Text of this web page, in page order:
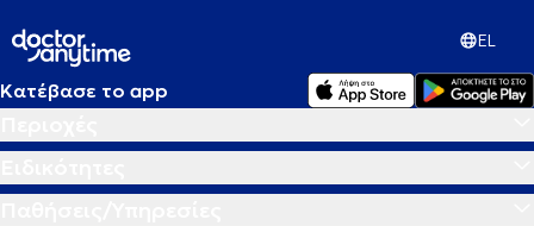
EL
Κατέβασε το app